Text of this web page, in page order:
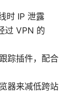
时 IP 泄露
过 VPN 的
踪插件，配合
器来减低跨站